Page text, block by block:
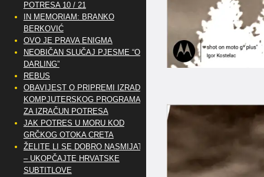
POTRESA 10 / 21
IN MEMORIAM: BRANKO
BERKOVIĆ
OVO JE PRAVA ENIGMA
NEOBIČAN SLUČAJ PJESME “OH
DARLING”
REBUS
OBAVIJEST O PRIPREMI IZRADE
KOMPJUTERSKOG PROGRAMA
ZA IZRAČUN POTRESA
JAK POTRES U MORU KOD
GRČKOG OTOKA CRETA
ŽELITE LI SE DOBRO NASMIJATI
– UKOPČAJTE HRVATSKE
SUBTITLOVE